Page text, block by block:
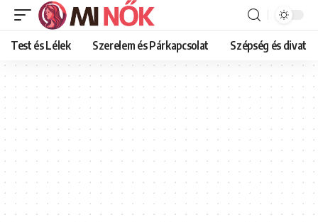
Test és Lélek Szerelem és Párkapcsolat Szépség és divat